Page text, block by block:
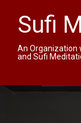
Sufi
An Organization
and Sufi